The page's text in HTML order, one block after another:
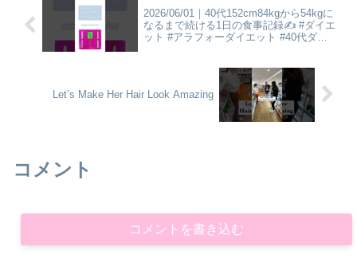
2026/06/01｜40代152cm84kgから54kgに
なるまで続ける1日の食事記録✍️ #ダイエ
ット #アラフォーダイエット #40代ダイ
Let’s Make Her Hair Look Amazing
コメント
コメントを書き込む